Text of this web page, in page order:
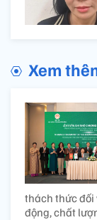
Xem
thách thức đối
động, chất